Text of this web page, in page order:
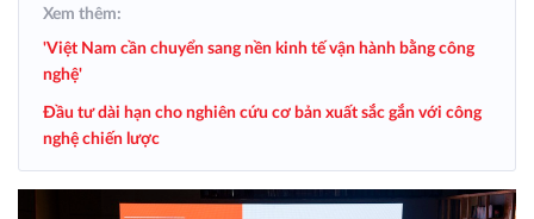
Xem thêm:
'Việt Nam cần chuyển sang nền kinh tế vận hành bằng công
nghệ'
Đầu tư dài hạn cho nghiên cứu cơ bản xuất sắc gắn với công
nghệ chiến lược